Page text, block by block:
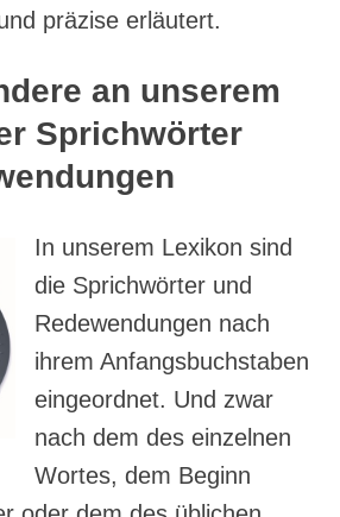
präzise erläutert.
an unserem
Sprichwörter
In unserem Lexikon sind
die Sprichwörter und
Redewendungen nach
ihrem Anfangsbuchstaben
eingeordnet. Und zwar
nach dem des einzelnen
Wortes, dem Beginn